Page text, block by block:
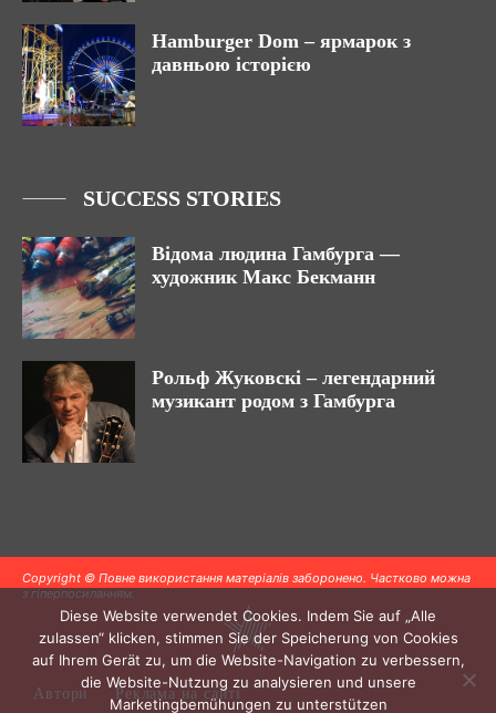
Hamburger Dom – ярмарок з
давньою історією
SUCCESS STORIES
Відома людина Гамбурга —
художник Макс Бекманн
Рольф Жуковскі – легендарний
музикант родом з Гамбурга
Copyright © Повне використання матеріалів заборонено. Частково можна
з гіперпосиланням.
Автори Реклама на сайті
Diese Website verwendet Cookies. Indem Sie auf „Alle
zulassen“ klicken, stimmen Sie der Speicherung von Cookies
auf Ihrem Gerät zu, um die Website-Navigation zu verbessern,
die Website-Nutzung zu analysieren und unsere
Marketingbemühungen zu unterstützen